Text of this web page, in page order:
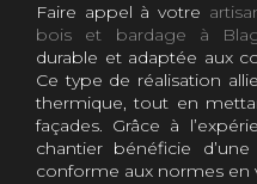
Faire appel à votre
bois et bardage à
durable et adaptée aux
Ce type de réalisation
thermique, tout en
façades. Grâce à
chantier bénéficie
conforme aux normes en